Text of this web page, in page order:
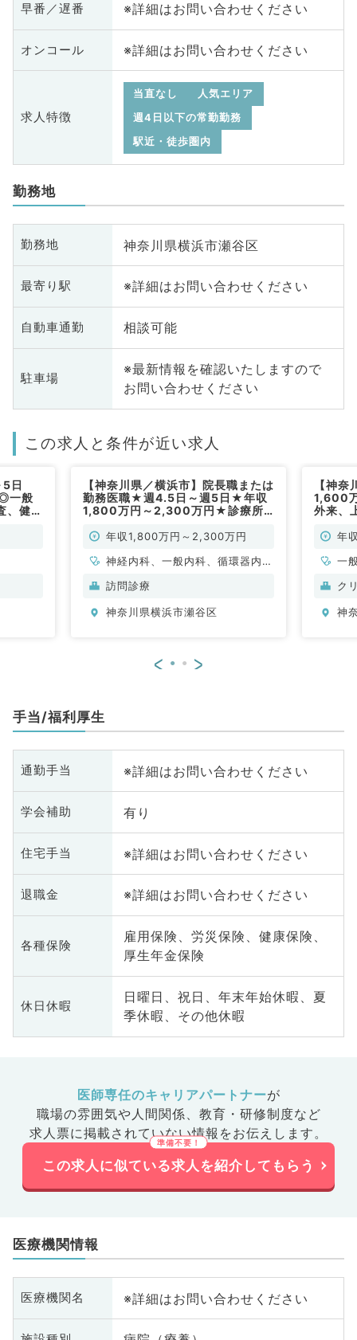
早番／遅番 ※詳細はお問い合わせください
オンコール ※詳細はお問い合わせください
求人特徴
当直なし
人気エリア
週4日以下の常勤勤務
駅近・徒歩圏内
勤務地
勤務地 神奈川県横浜市瀬谷区
最寄り駅 ※詳細はお問い合わせください
自動車通勤 相談可能
駐車場
※最新情報を確認いたしますので
お問い合わせください
この求人と条件が近い求人
日
一般
、健
【神奈川県／横浜市】院長職または
勤務医職★週4.5日～週5日★年収
1,800万円～2,300万円★診療所
系／常勤）
年収1,800万円～2,300万円
神経内科、一般内科、循環器内
科、呼吸器内科、消化器内科、内
内科、血液内科、膠原病科
訪問診療
神奈川県横浜市瀬谷区
【神
1,600
外来、
内科年
一
ク
神
< >
手当/福利厚生
通勤手当 ※詳細はお問い合わせください
学会補助 有り
住宅手当 ※詳細はお問い合わせください
退職金 ※詳細はお問い合わせください
各種保険
雇用保険、労災保険、健康保険、
厚生年金保険
休日休暇
日曜日、祝日、年末年始休暇、夏
季休暇、その他休暇
医師専任のキャリアパートナーが
職場の雰囲気や人間関係、 教育・研修制度など
求人票に掲載されていない情報をお伝えします。
この求人に似ている求人を紹介してもらう
医療機関情報
医療機関名 ※詳細はお問い合わせください